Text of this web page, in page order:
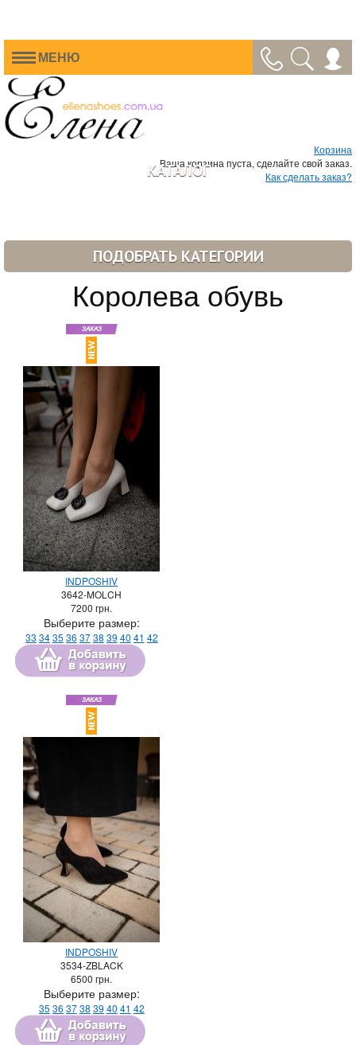
МЕНЮ
Корзина
Ваша корзина пуста, сделайте свой заказ.
Как сделать заказ?
КАТАЛОГ
ПОДОБРАТЬ КАТЕГОРИИ
Королева обувь
INDPOSHIV
3642-MOLCH
7200 грн.
Выберите размер:
33 3435 36 3738 39 40 41 42
INDPOSHIV
3534-ZBLACK
6500 грн.
Выберите размер:
35 36 3738 39 40 41 42